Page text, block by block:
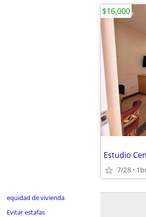
equidad de vivienda
Evitar estafas
Estudio
7/28
$16,000